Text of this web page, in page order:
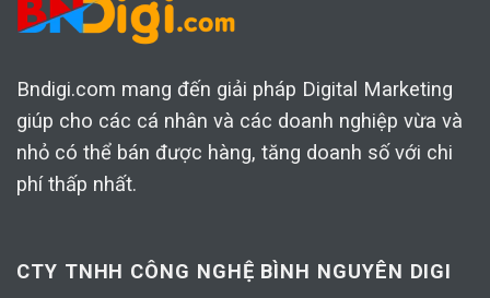
Bndigi.com mang đến giải pháp Digital Marketing
giúp cho các cá nhân và các doanh nghiệp vừa và
nhỏ có thể bán được hàng, tăng doanh số với chi
phí thấp nhất.
CTY TNHH CÔNG NGHỆ BÌNH NGUYÊN DIGI